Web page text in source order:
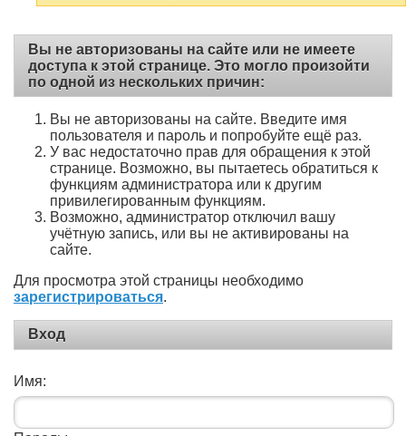
Вы не авторизованы на сайте или не имеете
доступа к этой странице. Это могло произойти
по одной из нескольких причин:
Вы не авторизованы на сайте. Введите имя
пользователя и пароль и попробуйте ещё раз.
У вас недостаточно прав для обращения к этой
странице. Возможно, вы пытаетесь обратиться к
функциям администратора или к другим
привилегированным функциям.
Возможно, администратор отключил вашу
учётную запись, или вы не активированы на
сайте.
Для просмотра этой страницы необходимо
зарегистрироваться.
Вход
Имя: